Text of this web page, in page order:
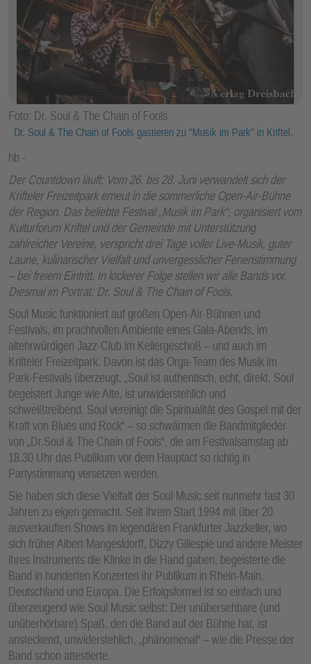
Foto: Dr. Soul & The Chain of Fools
Dr. Soul & The Chain of Fools gastieren zu "Musik im Park" in Kriftel.
hb
Der Countdown läuft: Vom 26. bis 28. Juni verwandelt sich der
Krifteler Freizeitpark erneut in die sommerliche Open-Air-Bühne
der Region. Das beliebte Festival „Musik im Park“, organisiert vom
Kulturforum Kriftel und der Gemeinde mit Unterstützung
zahlreicher Vereine, verspricht drei Tage voller Live-Musik, guter
Laune, kulinarischer Vielfalt und unvergesslicher Ferienstimmung
– bei freiem Eintritt. In lockerer Folge stellen wir alle Bands vor.
Diesmal im Porträt: Dr. Soul & The Chain of Fools.
Soul Music funktioniert auf großen Open-Air-Bühnen und
Festivals, im prachtvollen Ambiente eines Gala-Abends, im
altehrwürdigen Jazz-Club im Kellergeschoß – und auch im
Krifteler Freizeitpark. Davon ist das Orga-Team des Musik im
Park-Festivals überzeugt. „Soul ist authentisch, echt, direkt. Soul
begeistert Junge wie Alte, ist unwiderstehlich und
schweißtreibend. Soul vereinigt die Spiritualität des Gospel mit der
Kraft von Blues und Rock“ – so schwärmen die Bandmitglieder
von „Dr.Soul & The Chain of Fools“, die am Festivalsamstag ab
18.30 Uhr das Publikum vor dem Hauptact so richtig in
Partystimmung versetzen werden.
Sie haben sich diese Vielfalt der Soul Music seit nunmehr fast 30
Jahren zu eigen gemacht. Seit ihrem Start 1994 mit über 20
ausverkauften Shows im legendären Frankfurter Jazzkeller, wo
sich früher Albert Mangesldorff, Dizzy Gillespie und andere Meister
ihres Instruments die Klinke in die Hand gaben, begeisterte die
Band in hunderten Konzerten ihr Publikum in Rhein-Main,
Deutschland und Europa. Die Erfolgsformel ist so einfach und
überzeugend wie Soul Music selbst: Der unübersehbare (und
unüberhörbare) Spaß, den die Band auf der Bühne hat, ist
ansteckend, unwiderstehlich, „phänomenal“ – wie die Presse der
Band schon attestierte.